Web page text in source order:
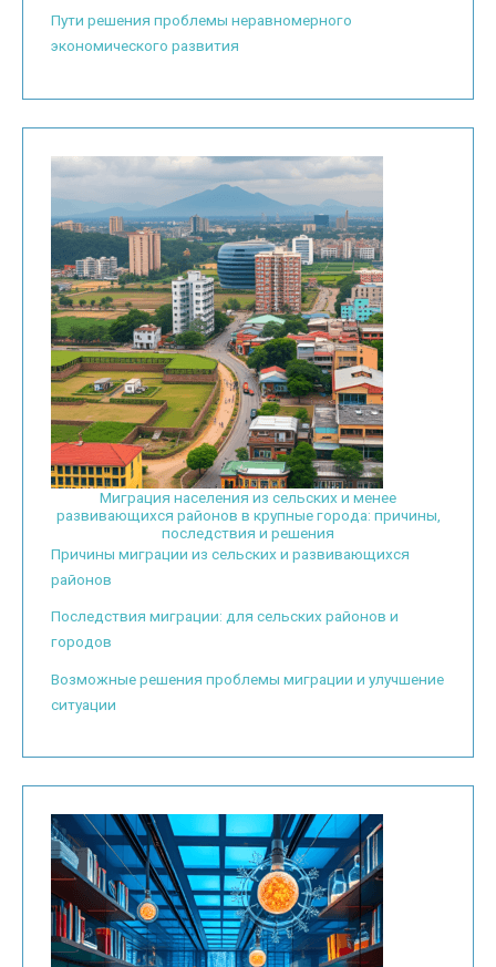
Пути решения проблемы неравномерного
экономического развития
Миграция населения из сельских и менее
развивающихся районов в крупные города: причины,
последствия и решения
Причины миграции из сельских и развивающихся
районов
Последствия миграции: для сельских районов и
городов
Возможные решения проблемы миграции и улучшение
ситуации